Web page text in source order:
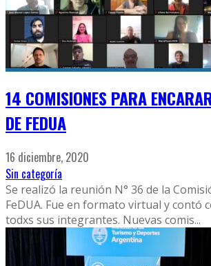
14 COMISIONES PARA
DE FEDUA
16 diciembre, 2020
Sin categoría
Se realizó la reunión N° 36 de la
FeDUA. Fue en formato virtual y contó
todxs sus integrantes. Nuevas comis...